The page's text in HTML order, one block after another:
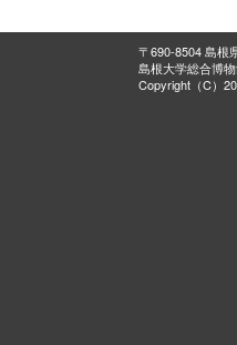
〒690-8504 島根
島根大学総合博
Copyright（C）